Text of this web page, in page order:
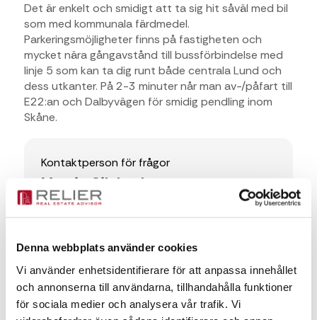
Denna webbplats använder cookies
Vi använder enhetsidentifierare för att anpassa innehållet
och annonserna till användarna, tillhandahålla funktioner
för sociala medier och analysera vår trafik. Vi
Det är enkelt och smidigt att ta sig hit såväl med bil
som med kommunala färdmedel.
Parkeringsmöjligheter finns på fastigheten och
mycket nära gångavstånd till bussförbindelse med
linje 5 som kan ta dig runt både centrala Lund och
dess utkanter. På 2-3 minuter når man av-/påfart till
E22:an och Dalbyvägen för smidig pendling inom
Skåne.
Kontaktperson för frågor
Martin Silvhed
+46 735 430353